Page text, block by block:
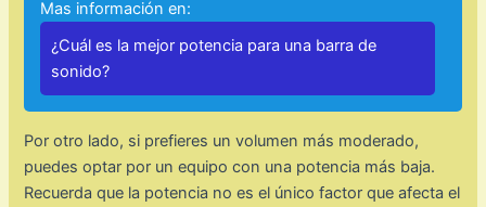
Mas información en:
¿Cuál es la mejor potencia para una barra de
sonido?
Por otro lado, si prefieres un volumen más moderado,
puedes optar por un equipo con una potencia más baja.
Recuerda que la potencia no es el único factor que afecta el